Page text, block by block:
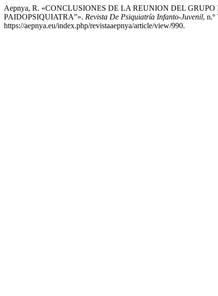
Aepnya, R. «CONCLUSIONES DE LA REUNION DEL
PAIDOPSIQUIATRA”». Revista De Psiquiatría Infanto-Juvenil,
https://aepnya.eu/index.php/revistaaepnya/article/view/990.